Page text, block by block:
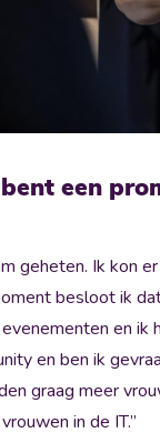
een
geheten. Ik kon
besloot ik
en ik
en ben ik
graag meer
in de IT.”